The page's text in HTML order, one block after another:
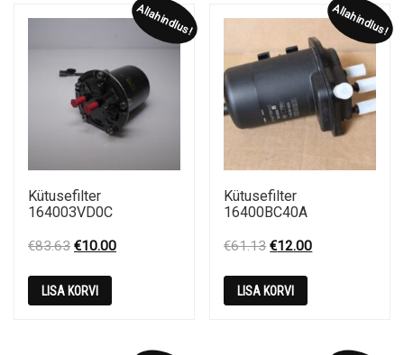
Allahindlus!
Kütusefilter
164003VD0C
€83.63 Original
was:
€83.63.
€10.00Current
LISA KORVI
Allahindlus!
Kütusefilter
16400BC40A
€61.13 Original
was:
€61.13.
€12.00Current
LISA KORVI